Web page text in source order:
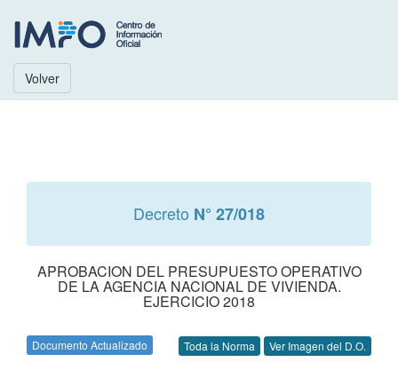
Volver
Decreto N° 27/018
APROBACION DEL PRESUPUESTO OPERATIVO
DE LA AGENCIA NACIONAL DE VIVIENDA.
EJERCICIO 2018
Documento Actualizado Toda la Norma Ver Imagen del D.O.